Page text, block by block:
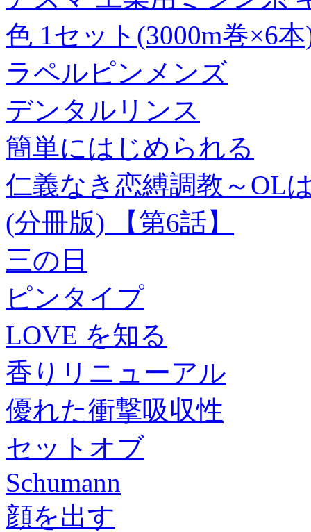
色 1セット(3000m巻×6
ラペルピンメンズ
デンタルリンス
簡単にはじめられる
仁義なき恋縛調教～OL
(分冊版) 【第6話】
三の日
ピンタイプ
LOVE を知る
香りリニューアル
優れた衝撃吸収性
セットオブ
Schumann
顔を出す